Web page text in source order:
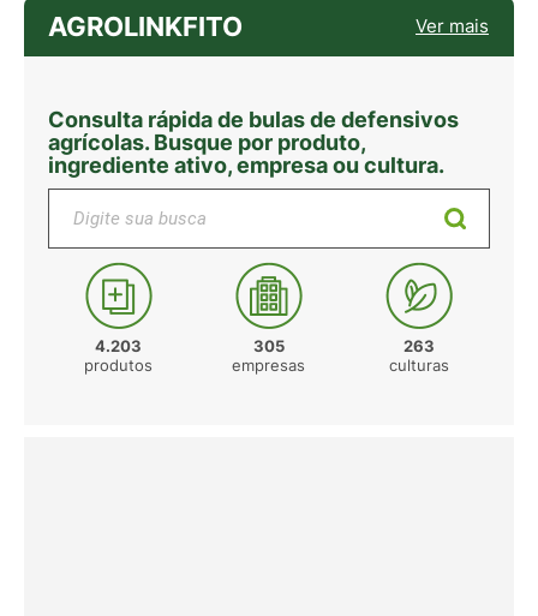
AGROLINKFITO Ver mais
Consulta rápida de bulas de defensivos
agrícolas. Busque por produto,
ingrediente ativo, empresa ou cultura.
4.203
produtos
305
empresas
263
culturas